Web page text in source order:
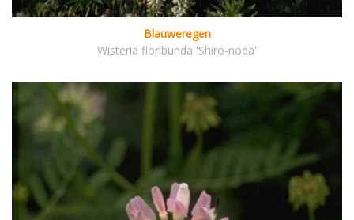
Blauweregen
Wisteria floribunda 'Shiro-noda'